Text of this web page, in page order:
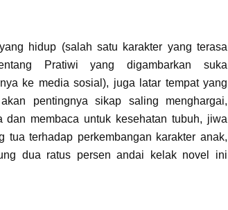
hidup (salah satu karakter yang terasa
Pratiwi yang digambarkan suka
ke media sosial), juga latar tempat yang
pentingnya sikap saling menghargai,
dan membaca untuk kesehatan tubuh, jiwa
terhadap perkembangan karakter anak,
dua ratus persen andai kelak novel ini